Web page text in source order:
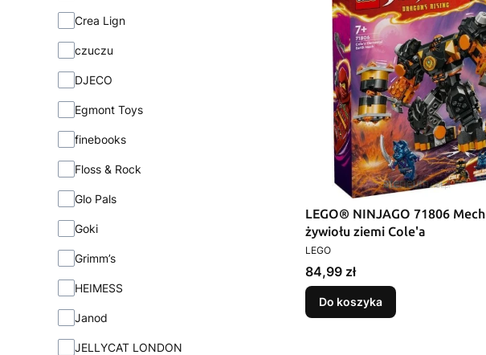
Crea Lign
czuczu
DJECO
Egmont Toys
finebooks
Floss & Rock
Glo Pals
Goki
Grimm’s
HEIMESS
Janod
JELLYCAT LONDON
LEGO® NINJAGO 71806 Mech
żywiołu ziemi Cole'a
PRODUCENT
LEGO
Cena
84,99 zł
Do koszyka